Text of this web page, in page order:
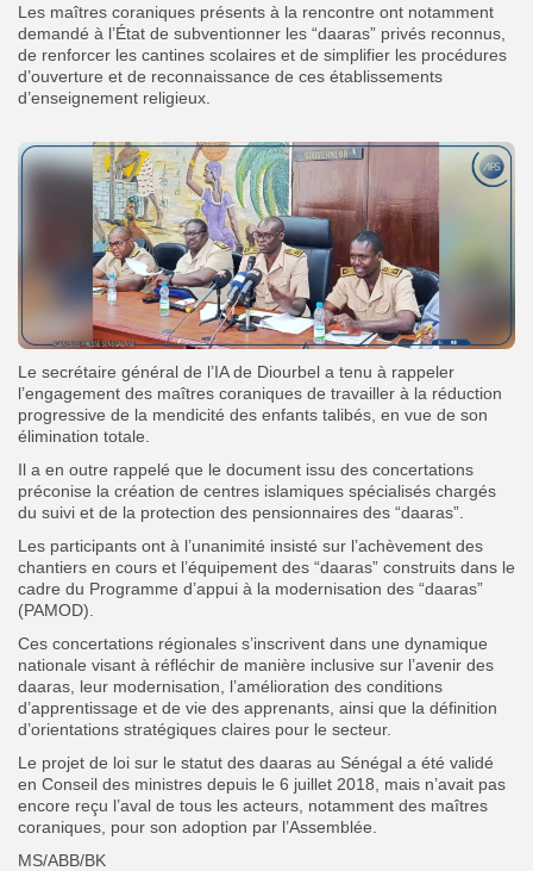
Les maîtres coraniques présents à la rencontre ont notamment
demandé à l’État de subventionner les “daaras” privés reconnus,
de renforcer les cantines scolaires et de simplifier les procédures
d’ouverture et de reconnaissance de ces établissements
d’enseignement religieux.
Le secrétaire général de l’IA de Diourbel a tenu à rappeler
l’engagement des maîtres coraniques de travailler à la réduction
progressive de la mendicité des enfants talibés, en vue de son
élimination totale.
Il a en outre rappelé que le document issu des concertations
préconise la création de centres islamiques spécialisés chargés
du suivi et de la protection des pensionnaires des “daaras”.
Les participants ont à l’unanimité insisté sur l’achèvement des
chantiers en cours et l’équipement des “daaras” construits dans le
cadre du Programme d’appui à la modernisation des “daaras”
(PAMOD).
Ces concertations régionales s’inscrivent dans une dynamique
nationale visant à réfléchir de manière inclusive sur l’avenir des
daaras, leur modernisation, l’amélioration des conditions
d’apprentissage et de vie des apprenants, ainsi que la définition
d’orientations stratégiques claires pour le secteur.
Le projet de loi sur le statut des daaras au Sénégal a été validé
en Conseil des ministres depuis le 6 juillet 2018, mais n’avait pas
encore reçu l’aval de tous les acteurs, notamment des maîtres
coraniques, pour son adoption par l’Assemblée.
MS/ABB/BK